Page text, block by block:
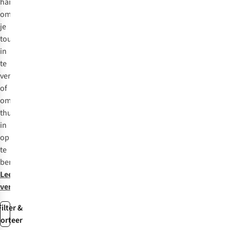
&
om
je
touwen
in
te
vervoeren
of
om
thuis
in
op
te
bergen.
Lees
verder